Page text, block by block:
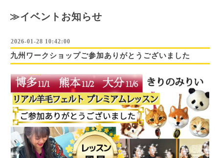
≫イベントお知らせ
2026-01-28 10:42:00
九州ワークショップご参加ありがとうございました